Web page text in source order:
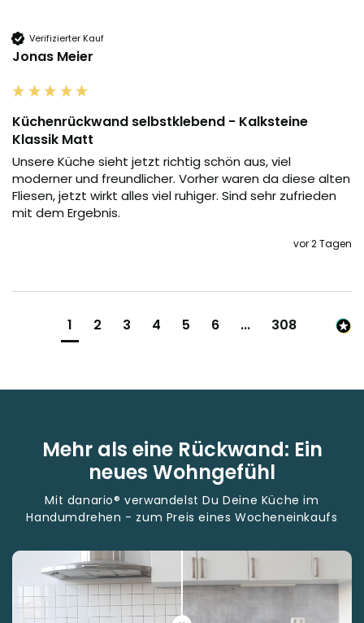
Verifizierter Kauf
Jonas Meier
Küchenrückwand selbstklebend - Kalksteine
Klassik Matt
Unsere Küche sieht jetzt richtig schön aus, viel
moderner und freundlicher. Vorher waren da diese alten
Fliesen, jetzt wirkt alles viel ruhiger. Sind sehr zufrieden
mit dem Ergebnis.
vor 2 Tagen
1 2 3 4 5 6 ... 308
Mehr als eine Rückwand: Ein
neues Wohngefühl
Mit danario® verwandelst Du Deine Küche im
Handumdrehen - zum Preis eines Wocheneinkaufs